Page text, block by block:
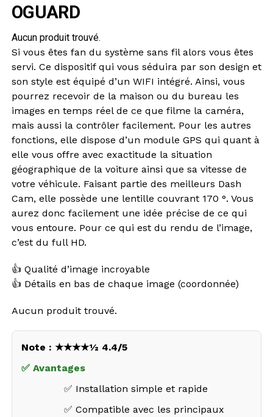
OGUARD
Aucun produit trouvé.
Si vous êtes fan du système sans fil alors vous êtes
servi. Ce dispositif qui vous séduira par son design et
son style est équipé d’un WIFI intégré. Ainsi, vous
pourrez recevoir de la maison ou du bureau les
images en temps réel de ce que filme la caméra,
mais aussi la contrôler facilement. Pour les autres
fonctions, elle dispose d’un module GPS qui quant à
elle vous offre avec exactitude la situation
géographique de la voiture ainsi que sa vitesse de
votre véhicule. Faisant partie des meilleurs Dash
Cam, elle possède une lentille couvrant 170 °. Vous
aurez donc facilement une idée précise de ce qui
vous entoure. Pour ce qui est du rendu de l’image,
c’est du full HD.
👍 Qualité d’image incroyable
👍 Détails en bas de chaque image (coordonnée)
Aucun produit trouvé.
Note : ★★★★½ 4.4/5
✅ Avantages
✅ Installation simple et rapide
✅ Compatible avec les principaux